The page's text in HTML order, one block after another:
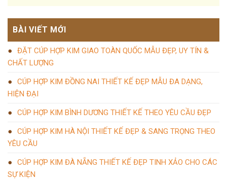
BÀI VIẾT MỚI
ĐẶT CÚP HỢP KIM GIAO TOÀN QUỐC MẪU ĐẸP, UY TÍN &
CHẤT LƯỢNG
CÚP HỢP KIM ĐỒNG NAI THIẾT KẾ ĐẸP MẪU ĐA DẠNG,
HIỆN ĐẠI
CÚP HỢP KIM BÌNH DƯƠNG THIẾT KẾ THEO YÊU CẦU ĐẸP
CÚP HỢP KIM HÀ NỘI THIẾT KẾ ĐẸP & SANG TRỌNG THEO
YÊU CẦU
CÚP HỢP KIM ĐÀ NẴNG THIẾT KẾ ĐẸP TINH XẢO CHO CÁC
SỰ KIỆN